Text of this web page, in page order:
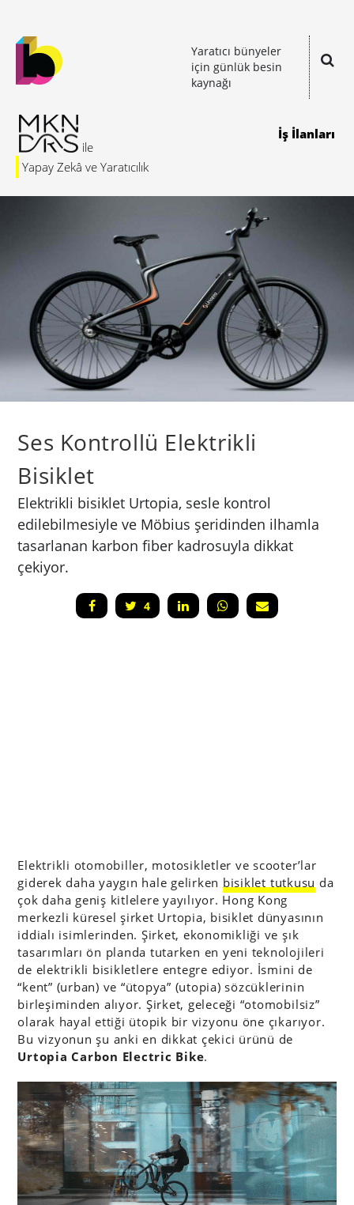
Yaratıcı bünyeler
için günlük besin
kaynağı
Yapay Zekâ ve Yaratıcılık
İş İlanları
Ses Kontrollü Elektrikli
Bisiklet
Elektrikli bisiklet Urtopia, sesle kontrol
edilebilmesiyle ve Möbius şeridinden ilhamla
tasarlanan karbon fiber kadrosuyla dikkat
çekiyor.
4
Elektrikli otomobiller, motosikletler ve scooter’lar
giderek daha yaygın hale gelirken bisiklet tutkusu da
çok daha geniş kitlelere yayılıyor. Hong Kong
merkezli küresel şirket Urtopia, bisiklet dünyasının
iddialı isimlerinden. Şirket, ekonomikliği ve şık
tasarımları ön planda tutarken en yeni teknolojileri
de elektrikli bisikletlere entegre ediyor. İsmini de
“kent” (urban) ve “ütopya” (utopia) sözcüklerinin
birleşiminden alıyor. Şirket, geleceği “otomobilsiz”
olarak hayal ettiği ütopik bir vizyonu öne çıkarıyor.
Bu vizyonun şu anki en dikkat çekici ürünü de
Urtopia Carbon Electric Bike.